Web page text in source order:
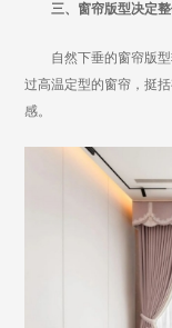
三、窗帘版型决定整
自然下垂的窗帘版型
过高温定型的窗帘，挺
感。